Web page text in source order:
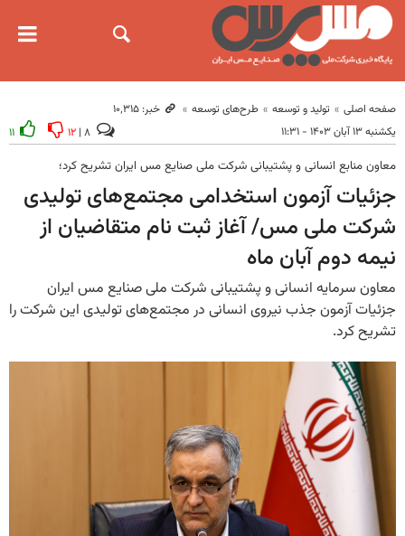
صفحه اصلی تولید و توسعه طرح‌های توسعه
خبر: ۱۰٬۳۱۵
یکشنبه ۱۳ آبان ۱۴۰۳ - ۱۱:۳۱
۱۲ ۱۱
معاون منابع انسانی و پشتیبانی شرکت ملی صنایع مس ایران تشریح کرد؛
جزئیات آزمون استخدامی مجتمع‌های تولیدی
شرکت ملی مس/ آغاز ثبت نام متقاضیان از
نیمه دوم آبان ماه
معاون سرمایه انسانی و پشتیبانی شرکت ملی صنایع مس ایران
جزئیات آزمون جذب نیروی انسانی در مجتمع‌های تولیدی این شرکت را
تشریح کرد.